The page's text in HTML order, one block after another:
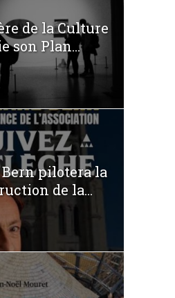
de la Culture
son Plan...
pilotera la
de la...